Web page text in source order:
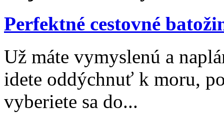
Perfektné cestovné
Už máte vymyslenú a
idete oddýchnuť k moru,
vyberiete sa do...